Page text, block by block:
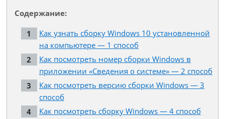
Содержание:
Как узнать сборку Windows 10 установленной
на компьютере — 1 способ
Как посмотреть номер сборки Windows в
приложении «Сведения о системе» — 2 способ
Как посмотреть версию сборки Windows — 3
способ
Как посмотреть сборку Windows — 4 способ